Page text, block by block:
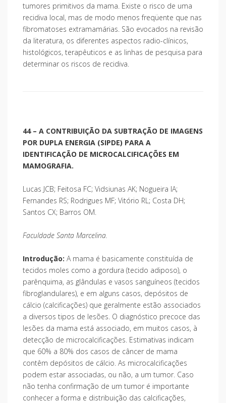
tumores primitivos da mama. Existe o risco de uma
recidiva local, mas de modo menos freqüente que nas
fibromatoses extramamárias. São evocados na revisão
da literatura, os diferentes aspectos radio-clínicos,
histológicos, terapêuticos e as linhas de pesquisa para
determinar os riscos de recidiva.
44 – A CONTRIBUIÇÃO DA SUBTRAÇÃO DE IMAGENS
POR DUPLA ENERGIA (SIPDE) PARA A
IDENTIFICAÇÃO DE MICROCALCIFICAÇÕES EM
MAMOGRAFIA.
Lucas JCB; Feitosa FC; Vidsiunas AK; Nogueira IA;
Fernandes RS; Rodrigues MF; Vitório RL; Costa DH;
Santos CX; Barros OM.
Faculdade Santa Marcelina.
Introdução: A mama é basicamente constituída de
tecidos moles como a gordura (tecido adiposo), o
parênquima, as glândulas e vasos sanguíneos (tecidos
fibroglandulares), e em alguns casos, depósitos de
cálcio (calcificações) que geralmente estão associados
a diversos tipos de lesões. O diagnóstico precoce das
lesões da mama está associado, em muitos casos, à
detecção de microcalcificações. Estimativas indicam
que 60% a 80% dos casos de câncer de mama
contêm depósitos de cálcio. As microcalcificações
podem estar associadas, ou não, a um tumor. Caso
não tenha confirmação de um tumor é importante
conhecer a forma e distribuição das calcificações,